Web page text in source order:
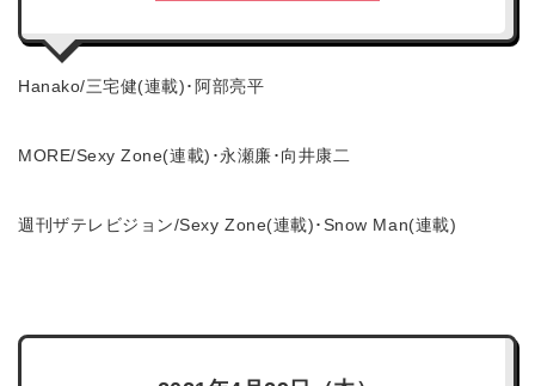
Hanako/三宅健(連載)･阿部亮平
MORE/Sexy Zone(連載)･永瀬廉･向井康二
週刊ザテレビジョン/Sexy Zone(連載)･Snow Man(連載)